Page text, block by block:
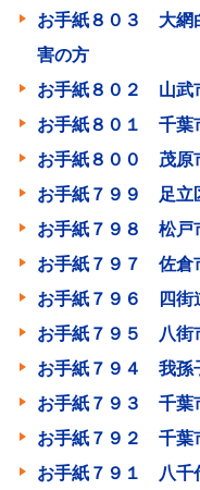
お手紙８０３ 大網
害の方
お手紙８０２ 山武
お手紙８０１ 千葉
お手紙８００ 茂原
お手紙７９９ 足立
お手紙７９８ 松戸
お手紙７９７ 佐倉
お手紙７９６ 四街
お手紙７９５ 八街
お手紙７９４ 我孫
お手紙７９３ 千葉
お手紙７９２ 千葉
お手紙７９１ 八千